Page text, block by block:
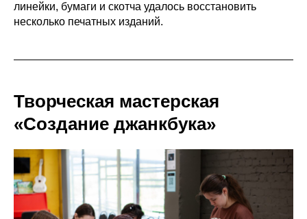
линейки, бумаги и скотча удалось восстановить
несколько печатных изданий.
Творческая мастерская
«Создание джанкбука»